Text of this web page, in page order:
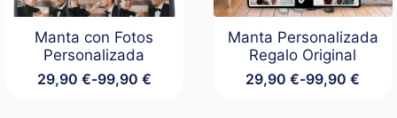
Manta con Fotos
Personalizada
29,90 €-99,90 €
Rango
Manta Personalizada
Regalo Original
29,90€-99,90€
Rango